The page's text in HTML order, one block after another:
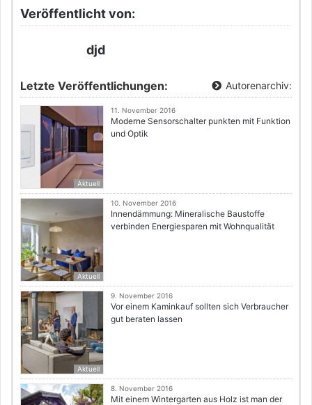
Veröffentlicht von:
djd
Letzte Veröffentlichungen: Autorenarchiv:
Aktuell
11. November 2016
Moderne Sensorschalter punkten mit Funktion
und Optik
Aktuell
10. November 2016
Innendämmung: Mineralische Baustoffe
verbinden Energiesparen mit Wohnqualität
Aktuell
9. November 2016
Vor einem Kaminkauf sollten sich Verbraucher
gut beraten lassen
8. November 2016
Mit einem Wintergarten aus Holz ist man der